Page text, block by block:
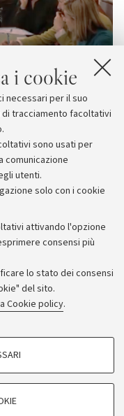
i cookie
necessari per il suo
tracciamento facoltativi
sono usati per
comunicazione
utenti.
solo con i cookie
attivando l'opzione
consensi più
lo stato dei consensi
del sito.
Cookie policy.
- Università di